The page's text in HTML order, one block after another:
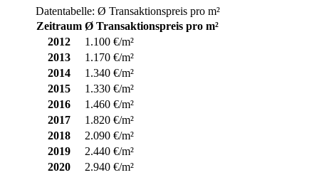
Datentabelle: Ø Transaktionspreis pro m²
Zeitraum Ø Transaktionspreis pro m²
2012
1.100 €/m²
2013
1.170 €/m²
2014
1.340 €/m²
2015
1.330 €/m²
2016
1.460 €/m²
2017
1.820 €/m²
2018
2.090 €/m²
2019
2.440 €/m²
2020
2.940 €/m²